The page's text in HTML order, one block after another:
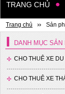
TRANG CHỦ
Trang chủ Sản
DANH MỤC SẢN
CHO THUÊ XE DU
CHO THUÊ XE
Xe 45 chỗ - Kia